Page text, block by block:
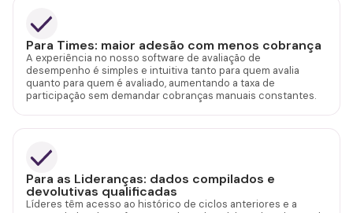
Para Times: maior adesão com menos cobrança
A experiência no nosso software de avaliação de
desempenho é simples e intuitiva tanto para quem avalia
quanto para quem é avaliado, aumentando a taxa de
participação sem demandar cobranças manuais constantes.
Para as Lideranças: dados compilados e
devolutivas qualificadas
Líderes têm acesso ao histórico de ciclos anteriores e a